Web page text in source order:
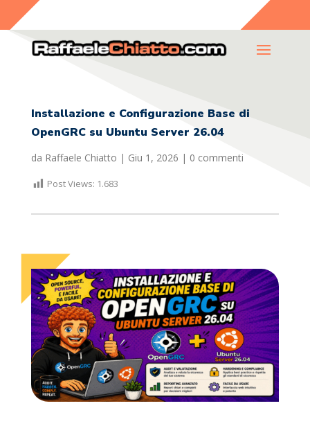
Installazione e Configurazione Base di
OpenGRC su Ubuntu Server 26.04
da Raffaele Chiatto | Giu 1, 2026 | 0 commenti
Post Views: 1.683